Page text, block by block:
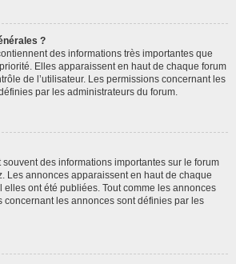
?
des informations très importantes que
Elles apparaissent en haut de chaque forum
de l’utilisateur. Les permissions concernant les
par les administrateurs du forum.
des informations importantes sur le forum
Les annonces apparaissent en haut de chaque
ont été publiées. Tout comme les annonces
concernant les annonces sont définies par les